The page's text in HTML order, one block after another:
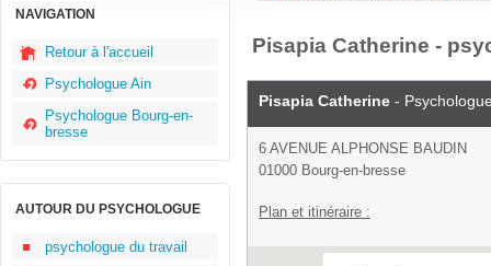
NAVIGATION
Retour à l'accueil
Psychologue Ain
Psychologue Bourg-en-
bresse
AUTOUR DU PSYCHOLOGUE
psychologue du travail
Pisapia Catherine -
Pisapia Catherine -
6 AVENUE ALPHONSE BAUDIN
01000 Bourg-en-bresse
Plan et itinéraire :